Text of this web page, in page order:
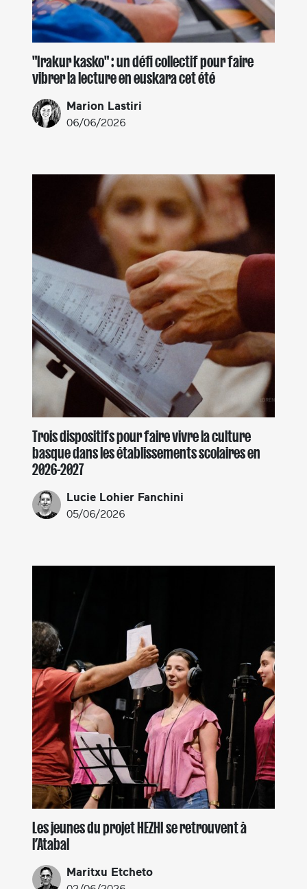
"Irakur kasko" : un défi collectif pour faire
vibrer la lecture en euskara cet été
Marion Lastiri
06/06/2026
Trois dispositifs pour faire vivre la culture
basque dans les établissements scolaires en
2026-2027
Lucie Lohier Fanchini
05/06/2026
Les jeunes du projet HEZHI se retrouvent à
l’Atabal
Maritxu Etcheto